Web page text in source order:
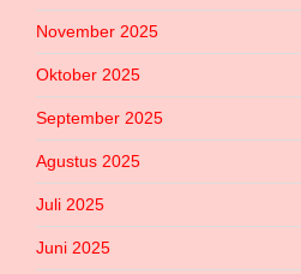
November 2025
Oktober 2025
September 2025
Agustus 2025
Juli 2025
Juni 2025